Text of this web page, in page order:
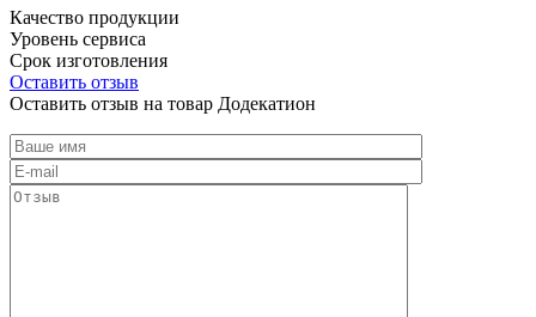
Качество продукции
Уровень сервиса
Срок изготовления
Оставить отзыв
Оставить отзыв на товар Додекатион